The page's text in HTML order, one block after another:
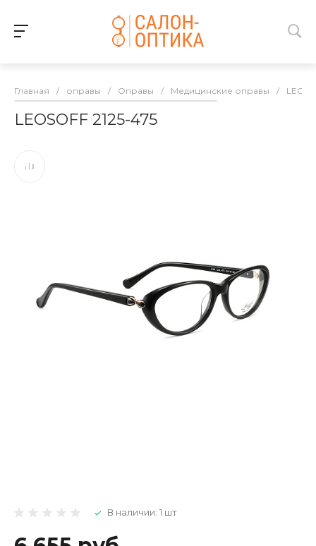
Главная / оправы / Оправы / Медицинские оправы /
LEOSOFF 2125-475
В наличии: 1 шт